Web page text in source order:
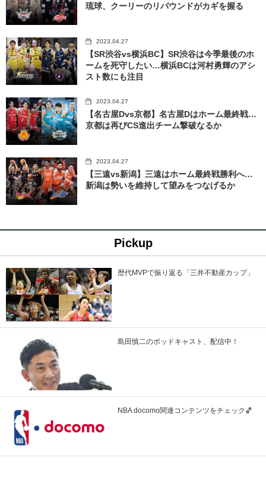
琉球、クーリーのリバウンドがカギを握る
2023.04.27
【SR渋谷vs横浜BC】SR渋谷は今季最後のホ
ームを死守したい…横浜BCは河村勇輝のアシ
スト数にも注目
2023.04.27
【名古屋Dvs京都】名古屋Dはホーム最終戦…
京都は再びCS進出チーム撃破なるか
2023.04.27
【三遠vs新潟】三遠はホーム最終戦勝利へ…
新潟は勢いを維持して望みをつなげるか
Pickup
歴代MVPで振り返る「三井不動産カップ」
島田慎二のポッドキャスト、配信中！
NBA docomo関連コンテンツをチェック🏀